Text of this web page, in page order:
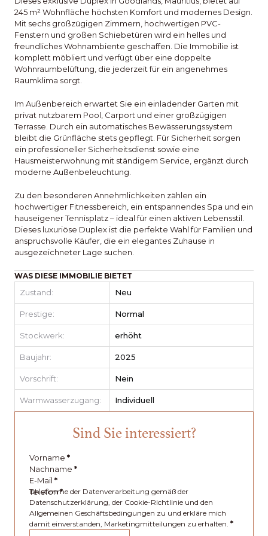
245 m² Wohnfläche höchsten Komfort und modernes Design.
Mit sechs großzügigen Zimmern, hochwertigen PVC-
Fenstern und großen Schiebetüren wird ein helles und
freundliches Wohnambiente geschaffen. Die Immobilie ist
komplett möbliert und verfügt über eine doppelte
Wohnraumbelüftung, die jederzeit für ein angenehmes
Raumklima sorgt.
Im Außenbereich erwartet Sie ein einladender Garten mit
privat nutzbarem Pool, Carport und einer großzügigen
Terrasse. Durch ein automatisches Bewässerungssystem
bleibt die Grünfläche stets gepflegt. Für Sicherheit sorgen
ein professioneller Sicherheitsdienst sowie eine
Hausmeisterwohnung mit ständigem Service, ergänzt durch
moderne Außenbeleuchtung.
Zu den besonderen Annehmlichkeiten zählen ein
hochwertiger Fitnessbereich, ein entspannendes Spa und ein
hauseigener Tennisplatz – ideal für einen aktiven Lebensstil.
Dieses luxuriöse Duplex ist die perfekte Wahl für Familien und
anspruchsvolle Käufer, die ein elegantes Zuhause in
ausgezeichneter Lage suchen.
WAS DIESE IMMOBILIE BIETET
Zustand: Neu
Prestige: Normal
Stockwerk: erhöht
Baujahr: 2025
Vorschrift: Nein
Warmwasserzugang: Individuell
Sind Sie interessiert?
Vorname *
Nachname *
E-Mail *
Telefon*
Ich stimme der Datenverarbeitung gemäß der
Datenschutzerklärung, der Cookie-Richtlinie und den
Allgemeinen Geschäftsbedingungen zu und erkläre mich
damit einverstanden, Marketingmitteilungen zu erhalten. *